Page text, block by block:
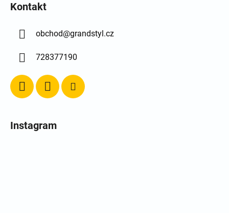
Kontakt
obchod@grandstyl.cz
728377190
Instagram